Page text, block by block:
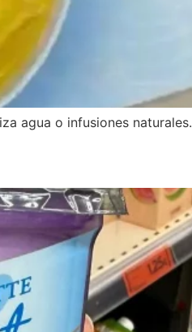
agua o infusiones naturales.